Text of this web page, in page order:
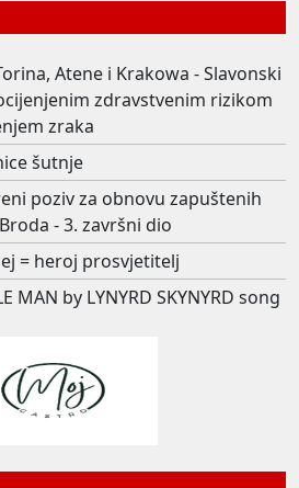
Atene i Krakowa - Slavonski
zdravstvenim rizikom
zraka
šutnje
poziv za obnovu zapuštenih
- 3. završni dio
= heroj prosvjetitelj
MAN by LYNYRD SKYNYRD song